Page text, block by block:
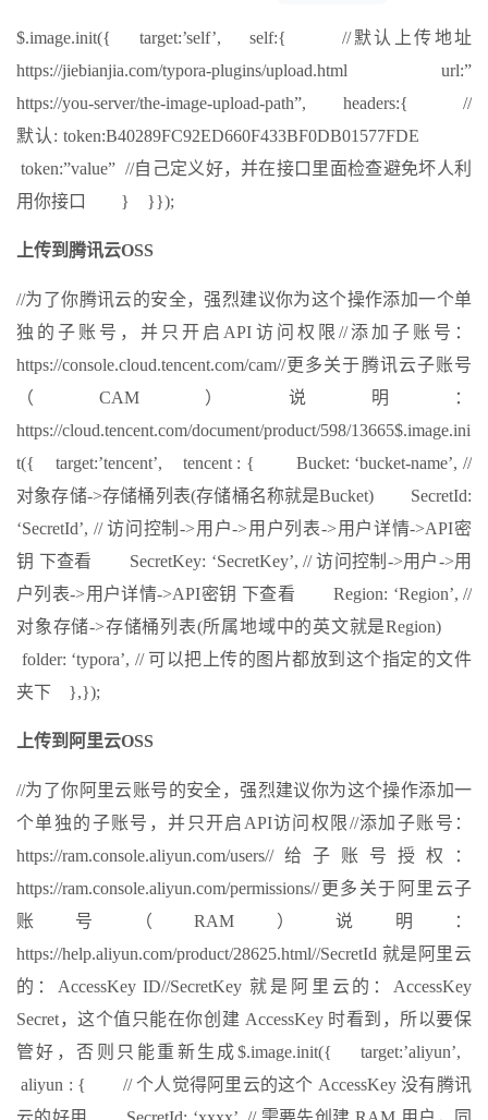
$.image.init({ target:’self’, self:{ //默认上传地址
https://jiebianjia.com/typora-plugins/upload.html url:”
https://you-server/the-image-upload-path”, headers:{ //
默认: token:B40289FC92ED660F433BF0DB01577FDE
token:”value” //自己定义好，并在接口里面检查避免坏人利
用你接口 } }});
上传到腾讯云OSS
//为了你腾讯云的安全，强烈建议你为这个操作添加一个单
独的子账号，并只开启API访问权限//添加子账号：
https://console.cloud.tencent.com/cam//更多关于腾讯云子账号
（CAM）说明：
https://cloud.tencent.com/document/product/598/13665$.image.ini
t({ target:’tencent’, tencent : { Bucket: ‘bucket-name’, //
对象存储->存储桶列表(存储桶名称就是Bucket) SecretId:
‘SecretId’, // 访问控制->用户->用户列表->用户详情->API密
钥 下查看 SecretKey: ‘SecretKey’, // 访问控制->用户->用
户列表->用户详情->API密钥 下查看 Region: ‘Region’, //
对象存储->存储桶列表(所属地域中的英文就是Region)
folder: ‘typora’, // 可以把上传的图片都放到这个指定的文件
夹下 },});
上传到阿里云OSS
//为了你阿里云账号的安全，强烈建议你为这个操作添加一
个单独的子账号，并只开启API访问权限//添加子账号：
https://ram.console.aliyun.com/users//给子账号授权：
https://ram.console.aliyun.com/permissions//更多关于阿里云子
账号（RAM）说明：
https://help.aliyun.com/product/28625.html//SecretId 就是阿里云
的：AccessKey ID//SecretKey 就是阿里云的：AccessKey
Secret，这个值只能在你创建 AccessKey 时看到，所以要保
管好，否则只能重新生成$.image.init({ target:’aliyun’,
aliyun : { // 个人觉得阿里云的这个 AccessKey 没有腾讯